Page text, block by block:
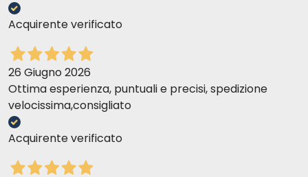
Acquirente verificato
26 Giugno 2026
Ottima esperienza, puntuali e precisi, spedizione
velocissima,consigliato
Acquirente verificato